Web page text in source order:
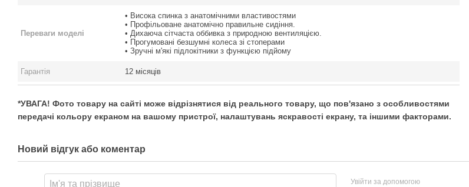
Переваги моделі
• Висока спинка з анатомічними властивостями
• Профільоване анатомічно правильне сидіння.
• Дихаюча сітчаста оббивка з природною вентиляцією.
• Прогумовані безшумні колеса зі стоперами
• Зручні м'які підлокітники з функцією підйому
Гарантія 12 місяців
*УВАГА! Фото товару на сайті може відрізнятися від реального товару, що пов'язано з особливостями
передачі кольору екраном на вашому пристрої, налаштувань яскравості екрану, та іншими факторами.
Новий відгук або коментар
Увійти за допомогою